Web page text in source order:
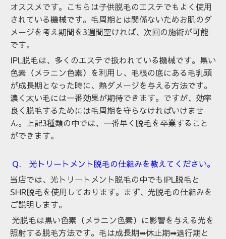
オススメです。こちらは子供脱毛のエステでもよく使用
されている機械です。毛周期とは関係ないためお肌のダ
メージを考え期間を3週間空ければ、次回の施術が可能
です。
IPL脱毛は、多くのエステで扱われている機械です。黒い
色素（メラニン色素）を利用し、毛根の底にある毛乳頭
が成長期となった時に、熱ダメージを与える方法です。
濃く太い毛には一番効果が期待できます。ですが、効率
良く脱毛するためには毛周期を守らなければいけませ
ん。上記3種類の中では、一番早く脱毛を卒業すること
ができます。
Q. 光トリートメント脱毛の仕組みを教えてください。
当店では、光トリートメント脱毛の中でもIPL脱毛と
SHR脱毛を使用しております。まず、光脱毛の仕組みを
ご説明します。
光脱毛は黒い色素（メラニン色素）に影響を与える光を
照射する脱毛方法です。毛は成長期➡休止期➡退行期と